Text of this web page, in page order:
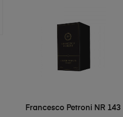
Francesco Petroni NR 143